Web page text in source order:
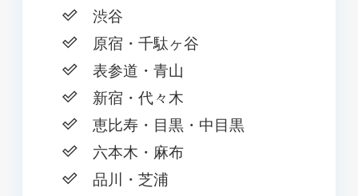
渋谷
原宿・千駄ヶ谷
表参道・青山
新宿・代々木
恵比寿・目黒・中目黒
六本木・麻布
品川・芝浦